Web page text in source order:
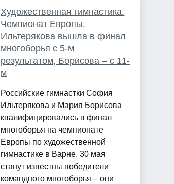
Художественная гимнастика.
Чемпионат Европы.
Ильтерякова вышла в финал
многоборья с 5-м
результатом, Борисова – с 11-
м
Российские гимнастки София
Ильтерякова и Мария Борисова
квалифицировались в финал
многоборья на чемпионате
Европы по художественной
гимнастике в Варне. 30 мая
станут известны победители
командного многоборья – они